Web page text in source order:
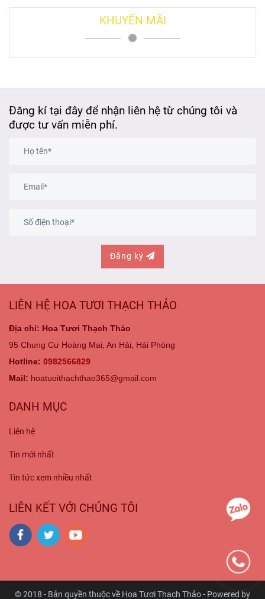
KHUYẾN MÃI
Đăng kí tại đây để nhận liên hệ từ chúng tôi và
được tư vấn miễn phí.
Đăng ký
LIÊN HỆ HOA TƯƠI THẠCH THẢO
Địa chỉ: Hoa Tươi Thạch Thảo
95 Chung Cư Hoàng Mai, An Hải, Hải Phòng
Hotline: 0982566829
Mail: hoatuoithachthao365@gmail.com
DANH MỤC
Liên hệ
Tin mới nhất
Tin tức xem nhiều nhất
LIÊN KẾT VỚI CHÚNG TÔI
© 2018 - Bản quyền thuộc về Hoa Tươi Thạch Thảo - Powered by